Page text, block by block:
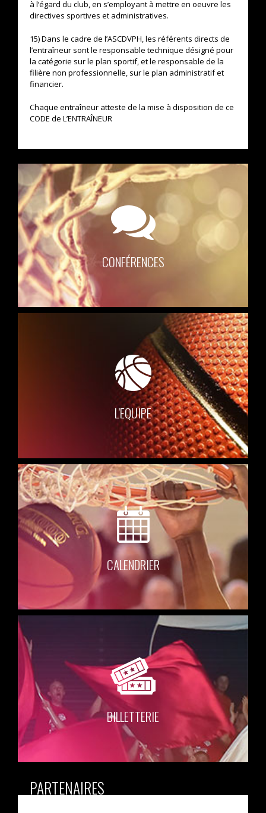
à l’égard du club, en s’employant à mettre en oeuvre les
directives sportives et administratives.
15) Dans le cadre de l’ASCDVPH, les référents directs de
l’entraîneur sont le responsable technique désigné pour
la catégorie sur le plan sportif, et le responsable de la
filière non professionnelle, sur le plan administratif et
financier.
Chaque entraîneur atteste de la mise à disposition de ce
CODE de L’ENTRAÎNEUR
CONFÉRENCES
L’EQUIPE
CALENDRIER
BILLETTERIE
PARTENAIRES